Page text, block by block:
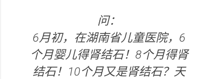
问：
6月初，在湖南省儿童医院，6
个月婴儿得肾结石！8个月得肾
结石！10个月又是肾结石？天